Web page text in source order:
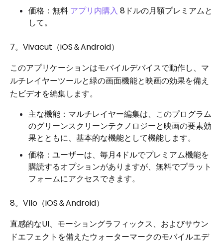
価格：無料 アプリ内購入 8ドルの月額プレミアムと
して。
7。Vivacut（iOS＆Android）
このアプリケーションはモバイルデバイスで動作し、マ
ルチレイヤーツールと緑の画面機能と映画の効果を備え
たビデオを編集します。
主な機能：マルチレイヤー編集は、このプログラム
のグリーンスクリーンテクノロジーと映画の要素効
果とともに、基本的な機能として機能します。
価格：ユーザーは、毎月4ドルでプレミアム機能を
購読するオプションがありますが、無料でプラット
フォームにアクセスできます。
8。Vllo（iOS＆Android）
直感的なUI、モーショングラフィックス、およびサウン
ドエフェクトを備えたウォーターマークのモバイルエデ